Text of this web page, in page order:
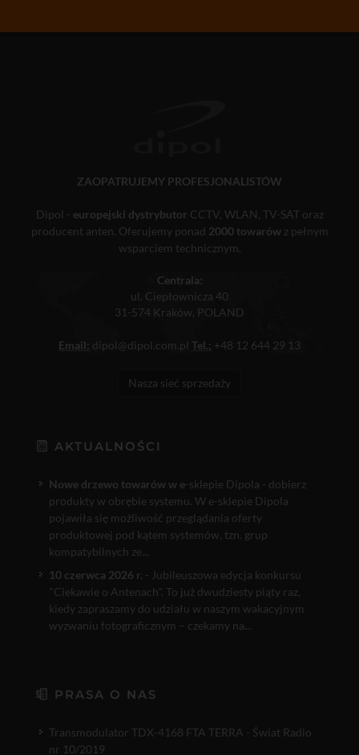
ZAOPATRUJEMY PROFESJONALISTÓW
Dipol - europejski dystrybutor CCTV, WLAN, TV-SAT oraz
producent anten. Oferujemy ponad 2000 towarówz pełnym
wsparciem technicznym.
Centrala:
ul. Ciepłownicza 40
31-574 Kraków, POLAND
Email: dipol@dipol.com.pl Tel.: +48 12 644 29 13
Nasza sieć sprzedaży
AKTUALNOŚCI
Nowe drzewo towarów w e-sklepie Dipola - dobierz
produkty w obrębie systemu. W e-sklepie Dipola
pojawiła się możliwość przeglądania oferty
produktowej pod kątem systemów, tzn. grup
kompatybilnych ze...
10 czerwca 2026 r. - Jubileuszowa edycja konkursu
"Ciekawie o Antenach". To już dwudziesty piąty raz,
kiedy zapraszamy do udziału w naszym wakacyjnym
wyzwaniu fotograficznym – czekamy na...
PRASA O NAS
Transmodulator TDX-4168 FTA TERRA - Świat Radio
nr 10/2019